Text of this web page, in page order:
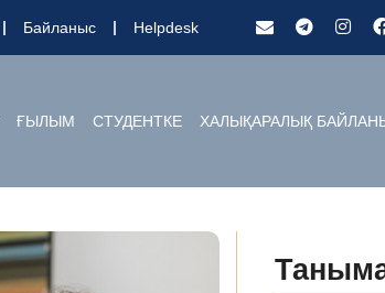
Байланыс Helpdesk
ҒЫЛЫМ СТУДЕНТКЕ ХАЛЫҚАРАЛЫҚ